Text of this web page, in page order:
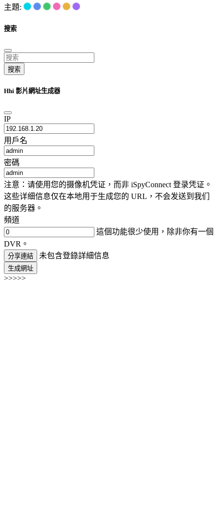
主題:
搜索
搜索
Hhi 影片網址生成器
IP
用戶名
密碼
注意：请使用您的摄像机凭证，而非 iSpyConnect 登录凭证。
这些详细信息仅在本地用于生成您的 URL，不会发送到我们
的服务器。
頻道
這個功能很少使用，除非你有一個
DVR。
分享連結 未包含登錄詳細信息
生成網址
>>>>>